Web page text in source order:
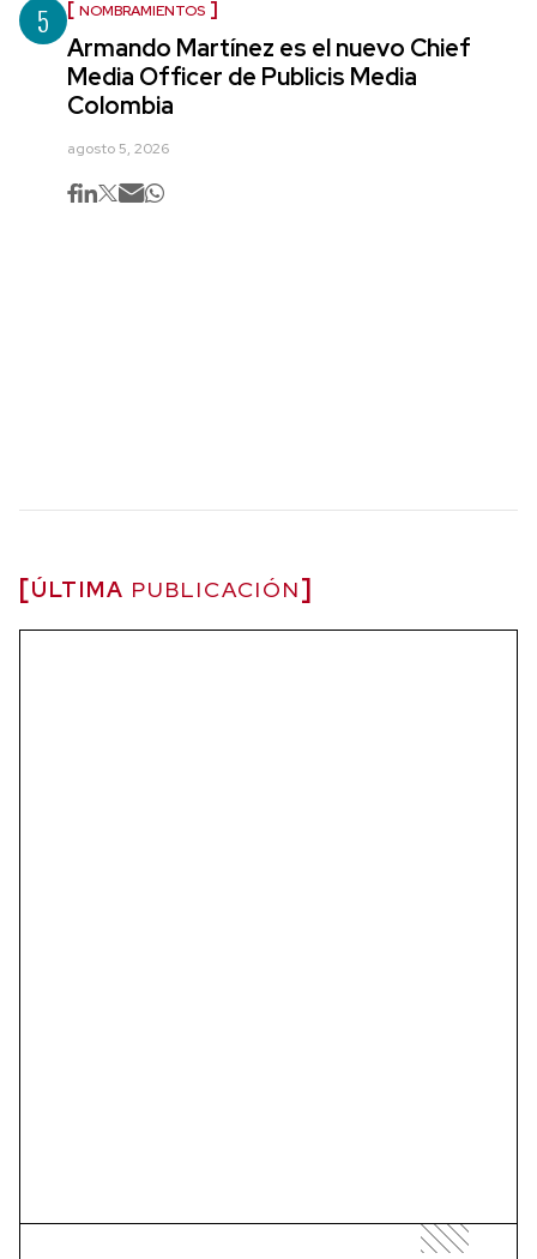
5 NOMBRAMIENTOS
Armando Martínez es el nuevo Chief
Media Officer de Publicis Media
Colombia
agosto 5, 2026
ÚLTIMA PUBLICACIÓN